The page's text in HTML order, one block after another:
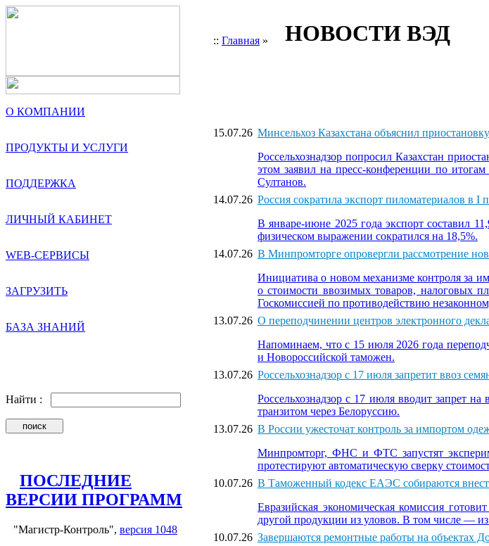
:: Главная » НОВОСТИ ВЭД
О КОМПАНИИ
ПРОДУКТЫ И УСЛУГИ
ПОДДЕРЖКА
ЛИЧНЫЙ КАБИНЕТ
WEB-СЕРВИСЫ
ЗАГРУЗИТЬ
БАЗА ЗНАНИЙ
Найти :
ПОСЛЕДНИЕ
ВЕРСИИ ПРОГРАММ
"Магистр-Контроль", версия 1048
15.07.26 Минсельхоз Казахстана объяснил
Россельхознадзор попросил Казахстан
этом заявил на пресс-конференции по итогам
Султанов.
14.07.26 Россия сократила экспорт пиломатериалов в I
В январе-июне 2025 года экспорт составил
физическом выражении сократился на 18,5%.
14.07.26 В Минпромторге опровергли рассмотрение
Инициатива о новом механизме контроля за
о стоимости ввозимых товаров, налоговых
Госкомиссией по противодействию
13.07.26 О переподчинении центров электронного
Напоминаем, что с 15 июля 2026 года
и Новороссийской таможен.
13.07.26 Россельхознадзор с 17 июля запретит ввоз
Россельхознадзор с 17 июля вводит запрет
транзитом через Белоруссию.
13.07.26 В России ужесточат контроль за импортом
Минпромторг, ФНС и ФТС запустят
протестируют автоматическую сверку
10.07.26 В Таможенный кодекс ЕАЭС собираются
Евразийская экономическая комиссия
другой продукции из уловов. В том числе —
10.07.26 ​Завершаются ремонтные работы на объектах